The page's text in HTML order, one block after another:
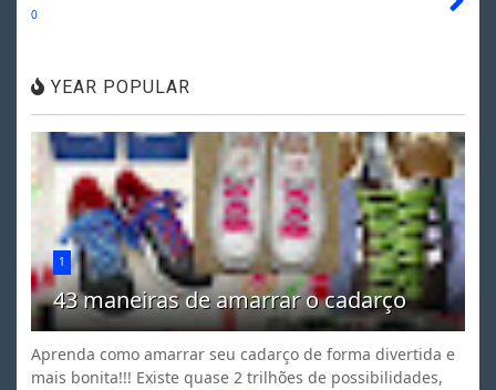
0
YEAR POPULAR
1
43 maneiras de amarrar o cadarço
Aprenda como amarrar seu cadarço de forma divertida e
mais bonita!!! Existe quase 2 trilhões de possibilidades,